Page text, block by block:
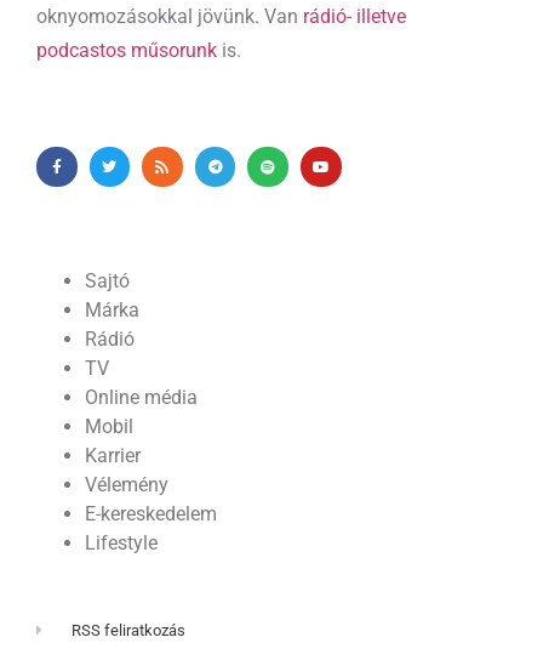
oknyomozásokkal jövünk. Van rádió- illetve
podcastos műsorunk is.
Sajtó
Márka
Rádió
TV
Online média
Mobil
Karrier
Vélemény
E-kereskedelem
Lifestyle
RSS feliratkozás